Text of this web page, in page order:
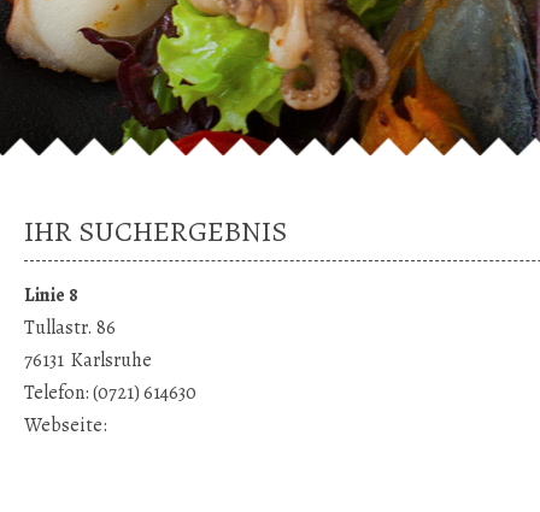
IHR SUCHERGEBNIS
Linie 8
Tullastr. 86
76131 Karlsruhe
Telefon:(0721) 614630
Webseite: